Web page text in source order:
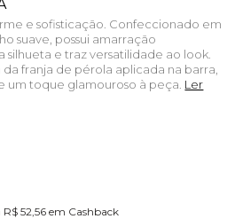
e sofisticação. Confeccionado em
suave, possui amarração
silhueta e traz versatilidade ao look.
franja de pérola aplicada na barra,
um toque glamouroso à peça. Ler
52,56 em Cashback